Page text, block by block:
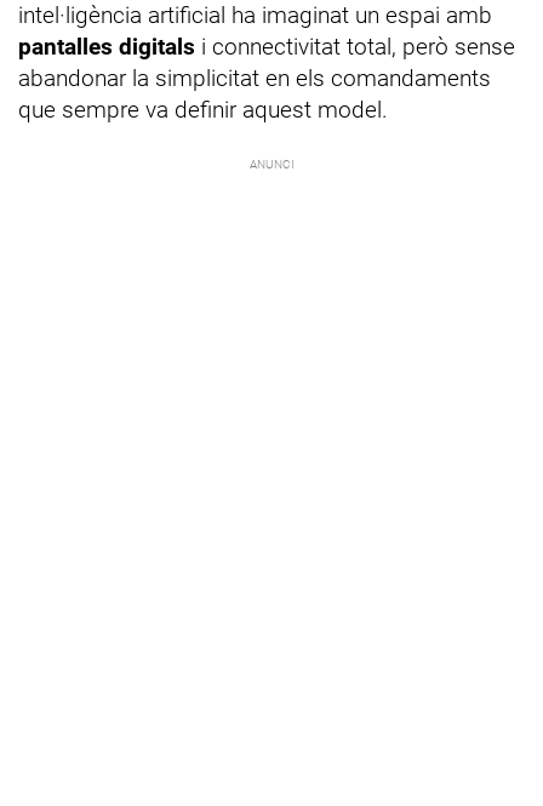
intel·ligència artificial ha imaginat un espai amb
pantalles digitals i connectivitat total, però sense
abandonar la simplicitat en els comandaments
que sempre va definir aquest model.